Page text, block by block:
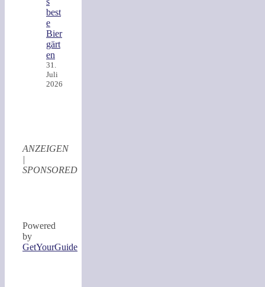
best
e
Bier
gärt
en
31.
Juli
2026
ANZEIGEN
|
SPONSORED
Powered
by
GetYourGuide